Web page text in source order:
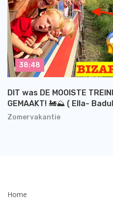
Zomervakantie
DIT was DE MOOISTE
GEMAAKT! 🚂⛰️ ( Ella-
38:48
Home